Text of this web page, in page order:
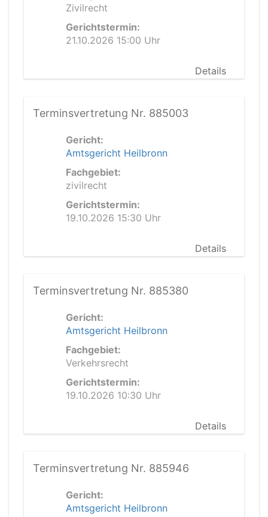
Zivilrecht
Gerichtstermin:
21.10.2026 15:00 Uhr
Details
Terminsvertretung Nr. 885003
Gericht:
Amtsgericht Heilbronn
Fachgebiet:
zivilrecht
Gerichtstermin:
19.10.2026 15:30 Uhr
Details
Terminsvertretung Nr. 885380
Gericht:
Amtsgericht Heilbronn
Fachgebiet:
Verkehrsrecht
Gerichtstermin:
19.10.2026 10:30 Uhr
Details
Terminsvertretung Nr. 885946
Gericht:
Amtsgericht Heilbronn